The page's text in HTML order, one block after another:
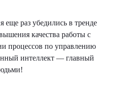
еще раз убедились в тренде
качества работы с
процессов по управлению
интеллект — главный